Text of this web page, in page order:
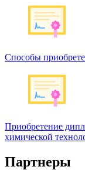
Способы
Приобретение
химической
Партнеры